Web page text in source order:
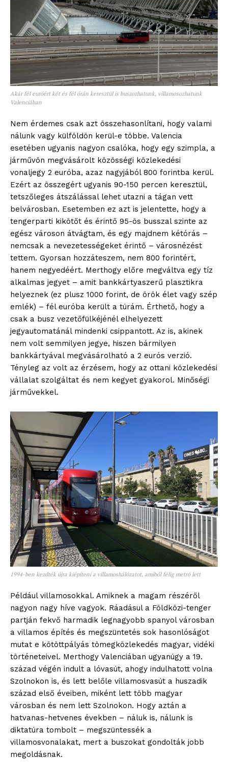
Akár fél euróért két és fél órán keresztül is buszozhatunk, villamosozhatunk
Valenciában
Nem érdemes csak azt összehasonlítani, hogy valami
nálunk vagy külföldön kerül-e többe. Valencia
esetében ugyanis nagyon csalóka, hogy egy szimpla, a
járművön megvásárolt közösségi közlekedési
vonaljegy 2 euróba, azaz nagyjából 800 forintba kerül.
Ezért az összegért ugyanis 90-150 percen keresztül,
tetszőleges átszálással lehet utazni a tágan vett
belvárosban. Esetemben ez azt is jelentette, hogy a
tengerparti kikötőt és érintő 95-ös busszal szinte az
egész városon átvágtam, és egy majdnem kétórás –
nemcsak a nevezetességeket érintő – városnézést
tettem. Gyorsan hozzáteszem, nem 800 forintért,
hanem negyedéért. Merthogy előre megváltva egy tíz
alkalmas jegyet – amit bankkártyaszerű plasztikra
helyeznek (ez plusz 1000 forint, de örök élet vagy szép
emlék) – fél euróba került a túrám. Érthető, hogy a
csak a busz vezetőfülkéjénél elhelyezett
jegyautomatánál mindenki csippantott. Az is, akinek
nem volt semmilyen jegye, hiszen bármilyen
bankkártyával megvásárolható a 2 eurós verzió.
Tényleg az volt az érzésem, hogy az ottani közlekedési
vállalat szolgáltat és nem kegyet gyakorol. Minőségi
járművekkel.
1994-ben kezdték újra kiépíteni a villamoshálózatot, amiből félig metró lett
Például villamosokkal. Amiknek a magam részéről
nagyon nagy híve vagyok. Ráadásul a Földközi-tenger
partján fekvő harmadik legnagyobb spanyol városban
a villamos építés és megszüntetés sok hasonlóságot
mutat e kötöttpályás tömegközlekedés magyar, vidéki
történeteivel. Merthogy Valenciában ugyanúgy a 19.
század végén indult a lóvasút, ahogy indulhatott volna
Szolnokon is, és lett belőle villamosvasút a huszadik
század első éveiben, miként lett több magyar
városban és nem lett Szolnokon. Hogy aztán a
hatvanas-hetvenes években – náluk is, nálunk is
diktatúra tombolt – megszüntessék a
villamosvonalakat, mert a buszokat gondolták jobb
megoldásnak.